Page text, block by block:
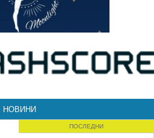
НОВИНИ
ПОСЛЕДНИ